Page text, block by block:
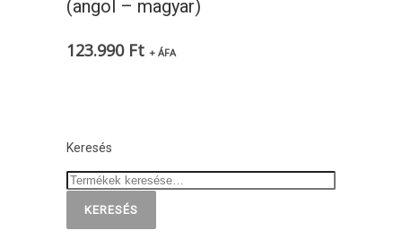
(angol – magyar)
123.990 Ft + ÁFA
Keresés
KERESÉS